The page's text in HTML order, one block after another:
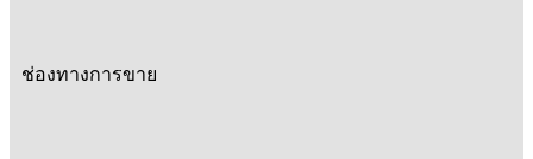
ช่องทางการขาย